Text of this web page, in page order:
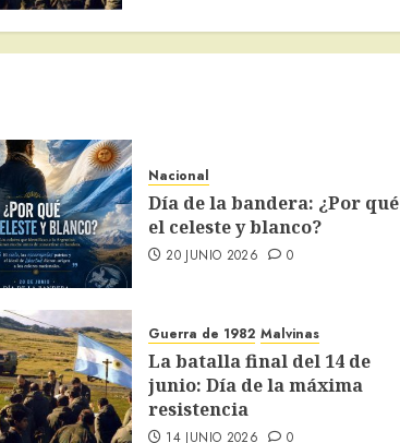
Nacional
Día de la bandera: ¿Por qué
el celeste y blanco?
20 JUNIO 2026 0
Guerra de 1982 Malvinas
La batalla final del 14 de
junio: Día de la máxima
resistencia
14 JUNIO 2026 0